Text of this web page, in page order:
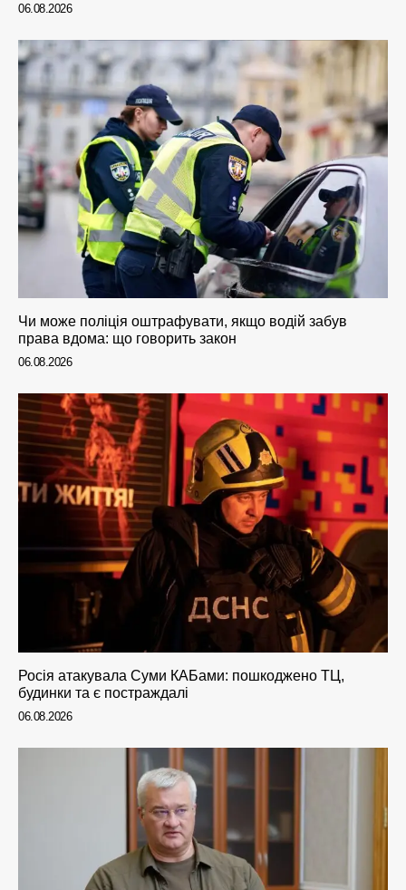
06.08.2026
Чи може поліція оштрафувати, якщо водій забув
права вдома: що говорить закон
06.08.2026
Росія атакувала Суми КАБами: пошкоджено ТЦ,
будинки та є постраждалі
06.08.2026